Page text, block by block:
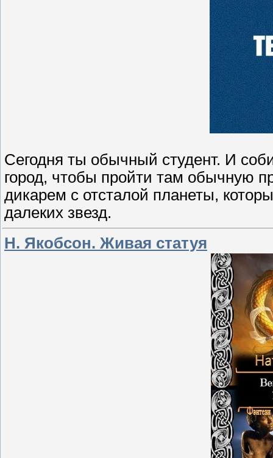
Сегодня ты обычный студент. И
город, чтобы пройти там обычную
дикарем с отсталой планеты,
далеких звезд.
Н. Якобсон. Живая статуя